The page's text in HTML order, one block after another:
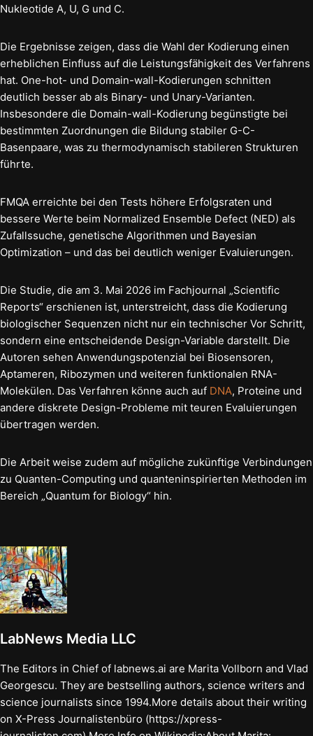
Nukleotide A, U, G und C.
Die Ergebnisse zeigen, dass die Wahl der Kodierung einen
erheblichen Einfluss auf die Leistungsfähigkeit des Verfahrens
hat. One-hot- und Domain-wall-Kodierungen schnitten
deutlich besser ab als Binary- und Unary-Varianten.
Insbesondere die Domain-wall-Kodierung begünstigte bei
bestimmten Zuordnungen die Bildung stabiler G-C-
Basenpaare, was zu thermodynamisch stabileren Strukturen
führte.
FMQA erreichte bei den Tests höhere Erfolgsraten und
bessere Werte beim Normalized Ensemble Defect (NED) als
Zufallssuche, genetische Algorithmen und Bayesian
Optimization – und das bei deutlich weniger Evaluierungen.
Die Studie, die am 3. Mai 2026 im Fachjournal „Scientific
Reports“ erschienen ist, unterstreicht, dass die Kodierung
biologischer Sequenzen nicht nur ein technischer Vor Schritt,
sondern eine entscheidende Design-Variable darstellt. Die
Autoren sehen Anwendungspotenzial bei Biosensoren,
Aptameren, Ribozymen und weiteren funktionalen RNA-
Molekülen. Das Verfahren könne auch auf DNA, Proteine und
andere diskrete Design-Probleme mit teuren Evaluierungen
übertragen werden.
Die Arbeit weise zudem auf mögliche zukünftige Verbindungen
zu Quanten-Computing und quanteninspirierten Methoden im
Bereich „Quantum for Biology“ hin.
LabNews Media LLC
The Editors in Chief of labnews.ai are Marita Vollborn and Vlad
Georgescu. They are bestselling authors, science writers and
science journalists since 1994.More details about their writing
on X-Press Journalistenbüro (https://xpress-